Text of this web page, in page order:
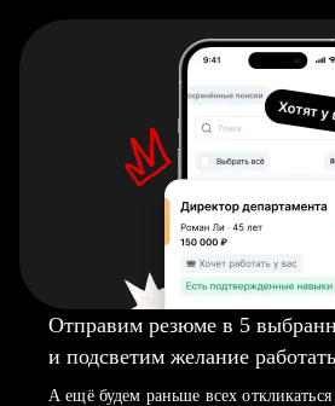
Отправим резюме в 5
и подсветим желание
А ещё будем раньше всех